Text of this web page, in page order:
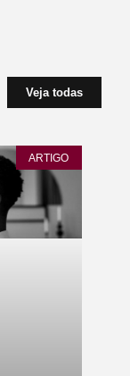
Veja todas
ARTIGO